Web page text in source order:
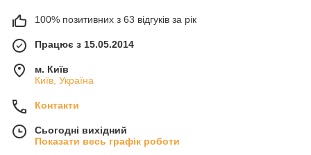
100% позитивних з 63 відгуків за рік
Працює з 15.05.2014
м. Київ
Київ, Україна
Контакти
Сьогодні вихідний
Показати весь графік роботи